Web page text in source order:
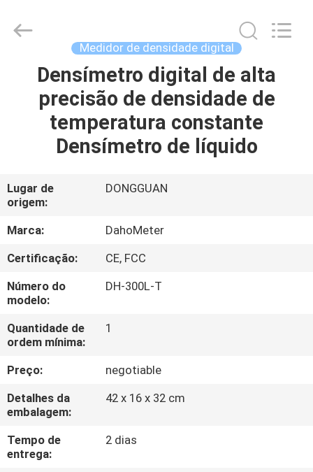
CASA
PRODUTOS
NÓS
EXCURSÃO
DA
FÁBRICA
CONTROLE
DA
QUALIDADE
CONTACTE-
NOS
Copyright
Guangdong Hongtuo Instrument Technology Co.,Ltd.
Medidor de densidade digital
Densímetro digital de alta
precisão de densidade de
temperatura constante
Densímetro de líquido
Lugar de
origem:
DONGGUAN
Marca:
DahoMeter
Certificação:
CE, FCC
Número do
modelo:
DH-300L-T
Quantidade de
ordem mínima:
1
Preço:
negotiable
Detalhes da
embalagem:
42 x 16 x 32 cm
Tempo de
entrega:
2 dias